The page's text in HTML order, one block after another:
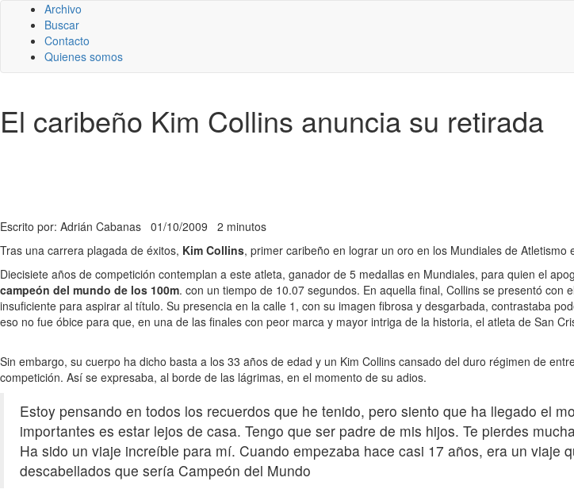
Archivo
Buscar
Contacto
Quienes somos
El caribeño Kim Collins anuncia su retirada
Escrito por: Adrián Cabanas 01/10/2009 2 minutos
Tras una carrera plagada de éxitos, Kim Collins, primer caribeño en lograr un oro en los Mundiales de
Diecisiete años de competición contemplan a este atleta, ganador de 5 medallas en Mundiales, para quien el
campeón del mundo de los 100m. con un tiempo de 10.07 segundos. En aquella final, Collins se presentó
insuficiente para aspirar al título. Su presencia en la calle 1, con su imagen fibrosa y desgarbada, contrastaba
eso no fue óbice para que, en una de las finales con peor marca y mayor intriga de la historia, el atleta de San
Sin embargo, su cuerpo ha dicho basta a los 33 años de edad y un Kim Collins cansado del duro régimen de
competición. Así se expresaba, al borde de las lágrimas, en el momento de su adios.
Estoy pensando en todos los recuerdos que he tenido, pero siento que ha llegado el
importantes es estar lejos de casa. Tengo que ser padre de mis hijos. Te pierdes
Ha sido un viaje increíble para mí. Cuando empezaba hace casi 17 años, era un viaje
descabellados que sería Campeón del Mundo